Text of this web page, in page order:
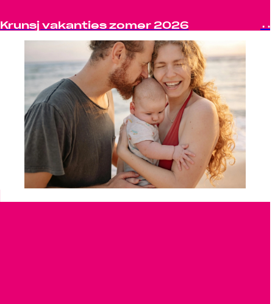
Krunsj vakanties zomer 2026